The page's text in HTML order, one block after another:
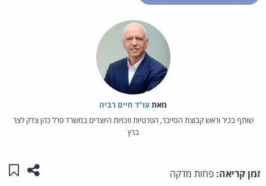
מאת‏עו"ד חיים רביה
שותף בכיר וראש קבוצת הסייבר, הפרטיות וזכויות היוצרים במשרד פרל כהן צדק לצר
ברץ
זמן קריאה: פחות מדקה שתפו